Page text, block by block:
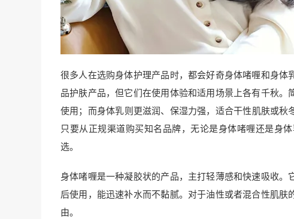
很多人在选购身体护理产品时，都会好奇身体啫喱和身
品护肤产品，但它们在使用体验和适用场景上各有千秋
使用；而身体乳则更滋润、保湿力强，适合干性肌肤或
只要从正规渠道购买知名品牌，无论是身体啫喱还是身
选。
身体啫喱是一种凝胶状的产品，主打轻薄感和快速吸收
后使用，能迅速补水而不黏腻。对于油性或者混合性肌
由。